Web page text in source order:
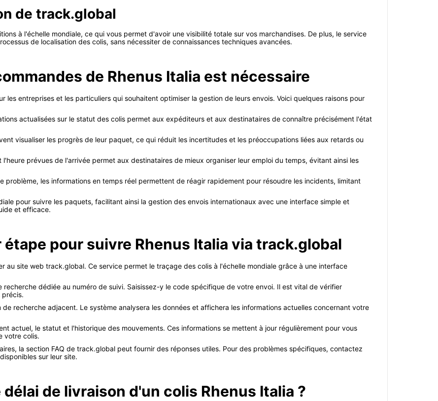
de track.global
à l'échelle mondiale, ce qui vous permet d'avoir une visibilité totale sur vos marchandises. De plus, le service
de localisation des colis, sans nécessiter de connaissances techniques avancées.
de Rhenus Italia est nécessaire
les entreprises et les particuliers qui souhaitent optimiser la gestion de leurs envois. Voici quelques raisons pour
actualisées sur le statut des colis permet aux expéditeurs et aux destinataires de connaître précisément l'état
visualiser les progrès de leur paquet, ce qui réduit les incertitudes et les préoccupations liées aux retards ou
l'heure prévues de l'arrivée permet aux destinataires de mieux organiser leur emploi du temps, évitant ainsi les
problème, les informations en temps réel permettent de réagir rapidement pour résoudre les incidents, limitant
pour suivre les paquets, facilitant ainsi la gestion des envois internationaux avec une interface simple et
et efficace.
pour suivre Rhenus Italia via track.global
au site web track.global. Ce service permet le traçage des colis à l'échelle mondiale grâce à une interface
dédiée au numéro de suivi. Saisissez-y le code spécifique de votre envoi. Il est vital de vérifier
recherche adjacent. Le système analysera les données et affichera les informations actuelles concernant votre
actuel, le statut et l'historique des mouvements. Ces informations se mettent à jour régulièrement pour vous
votre colis.
la section FAQ de track.global peut fournir des réponses utiles. Pour des problèmes spécifiques, contactez
sur leur site.
de livraison d'un colis Rhenus Italia ?